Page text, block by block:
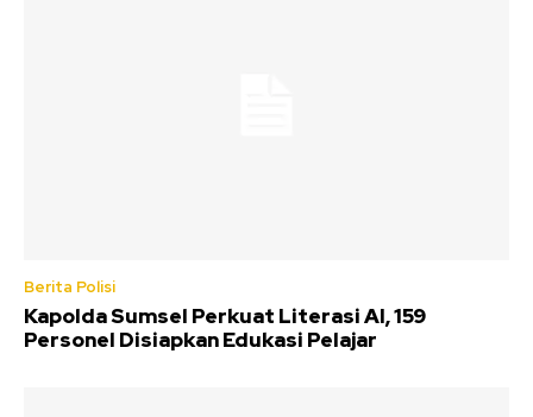
Berita Polisi
Kapolda Sumsel Perkuat Literasi AI, 159
Personel Disiapkan Edukasi Pelajar